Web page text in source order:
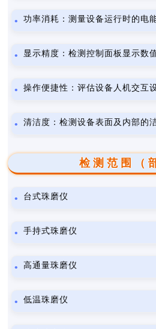
功率消耗：测量设备运行时的电
显示精度：检测控制面板显示数
操作便捷性：评估设备人机交互
清洁度：检测设备表面及内部的
检测范围（
台式珠磨仪
手持式珠磨仪
高通量珠磨仪
低温珠磨仪